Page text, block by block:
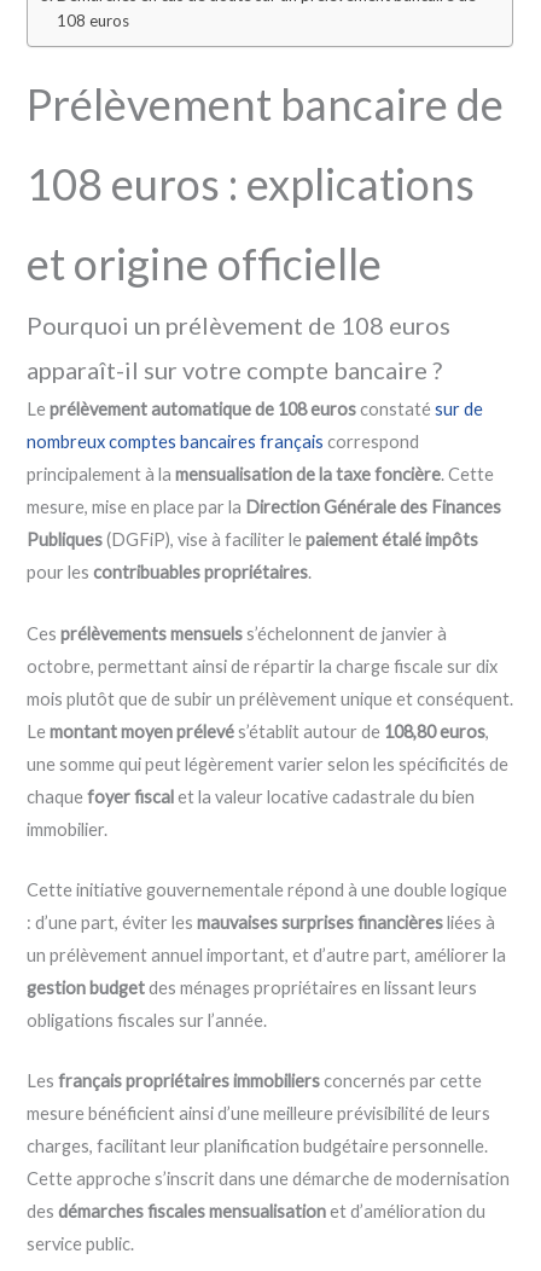
108 euros
Prélèvement bancaire de
108 euros : explications
et origine officielle
Pourquoi un prélèvement de 108 euros
apparaît-il sur votre compte bancaire ?
Leprélèvement automatique de 108 eurosconstatésur de
nombreux comptes bancaires français correspond
principalement à lamensualisation de la taxe foncière. Cette
mesure, mise en place par la Direction Générale des Finances
Publiques(DGFiP), vise à faciliter lepaiement étalé impôts
pour lescontribuables propriétaires.
Cesprélèvements mensuelss’échelonnent de janvier à
octobre, permettant ainsi de répartir la charge fiscale sur dix
mois plutôt que de subir un prélèvement unique et conséquent.
Lemontant moyen prélevés’établit autour de 108,80 euros,
une somme qui peut légèrement varier selon les spécificités de
chaquefoyer fiscalet la valeur locative cadastrale du bien
immobilier.
Cette initiative gouvernementale répond à une double logique
: d’une part, éviter lesmauvaises surprises financièresliées à
un prélèvement annuel important, et d’autre part, améliorer la
gestion budgetdes ménages propriétaires en lissant leurs
obligations fiscales sur l’année.
Lesfrançais propriétaires immobiliersconcernés par cette
mesure bénéficient ainsi d’une meilleure prévisibilité de leurs
charges, facilitant leur planification budgétaire personnelle.
Cette approche s’inscrit dans une démarche de modernisation
desdémarches fiscales mensualisationet d’amélioration du
service public.